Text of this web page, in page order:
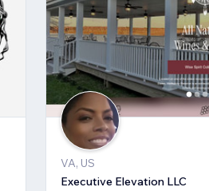
VA, US
Executive Elevation LLC